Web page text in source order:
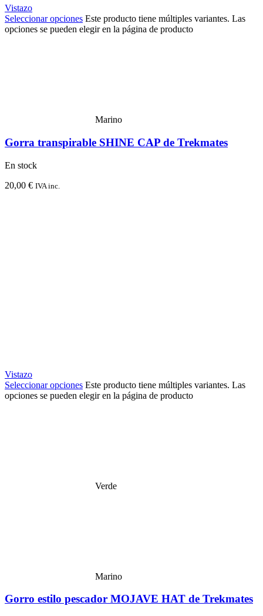
Vistazo
Seleccionar opciones Este producto tiene múltiples variantes. Las
opciones se pueden elegir en la página de producto
Marino
Gorra transpirable SHINE CAP de Trekmates
En stock
20,00 € IVA inc.
Vistazo
Seleccionar opciones Este producto tiene múltiples variantes. Las
opciones se pueden elegir en la página de producto
Verde
Marino
Gorro estilo pescador MOJAVE HAT de Trekmates